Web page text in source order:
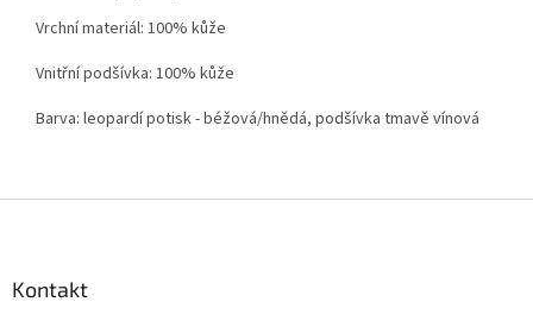
Vrchní materiál: 100% kůže
Vnitřní podšívka: 100% kůže
Barva: leopardí potisk - béžová/hnědá, podšívka tmavě vínová
Kontakt